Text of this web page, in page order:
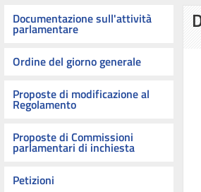
Documentazione sull'attività
parlamentare
Ordine del giorno generale
Proposte di modificazione al
Regolamento
Proposte di Commissioni
parlamentari di inchiesta
Petizioni